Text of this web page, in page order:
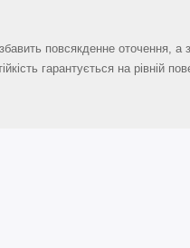
повсякденне оточення, а
гарантується на рівній